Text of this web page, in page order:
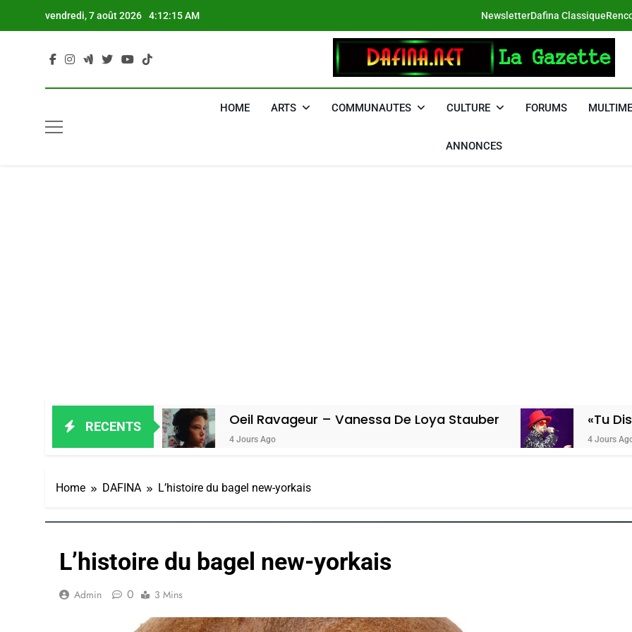
vendredi, 7 août 2026 4:12:16 AM NewsletterDafina Classique
DAFINA
HOME ARTS COMMUNAUTES CULTURE FORUMS
ANNONCES
RECENTS Oeil Ravageur – Vanessa De Loya Stauber
4 Jours Ago
«Tu Dis Génocide,
4 Jours Ago
Home DAFINA L’histoire du bagel new-yorkais
L’histoire du bagel new-yorkais
Admin 0 3 Mins